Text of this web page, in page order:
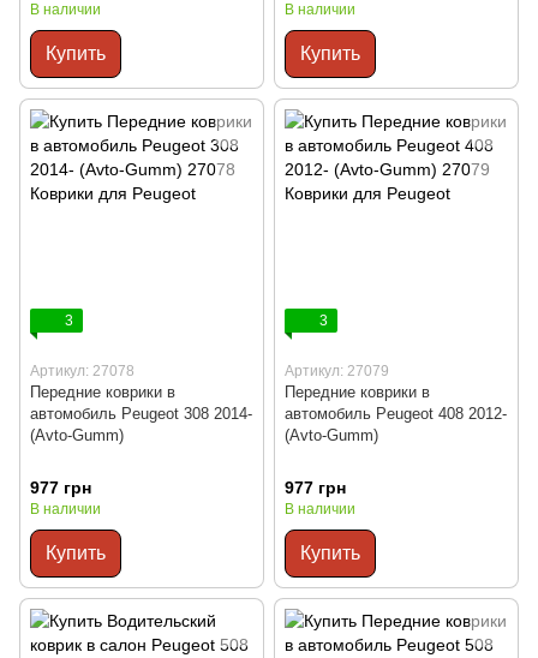
В наличии
Купить
В наличии
Купить
3
Артикул: 27078
Передние коврики в
автомобиль Peugeot 308 2014-
(Avto-Gumm)
977 грн
В наличии
Купить
3
Артикул: 27079
Передние коврики в
автомобиль Peugeot 408 2012-
(Avto-Gumm)
977 грн
В наличии
Купить